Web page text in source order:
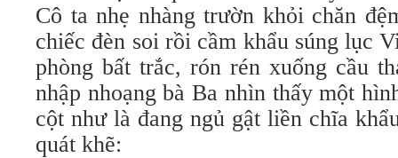
Cô ta nhẹ nhàng trườn khỏi chăn
chiếc đèn soi rồi cầm khẩu súng lục
phòng bất trắc, rón rén xuống cầu
nhập nhoạng bà Ba nhìn thấy một
cột như là đang ngủ gật liền chĩa
quát khẽ: